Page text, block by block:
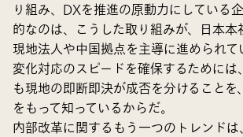
り組み、DXを推進の原動力にしている
的なのは、こうした取り組みが、日本本
現地法人や中国拠点を主導に進められて
変化対応のスピードを確保するために
も現地の即断即決が成否を分けることを
をもって知っているからだ。
内部改革に関するもう一つのトレンド